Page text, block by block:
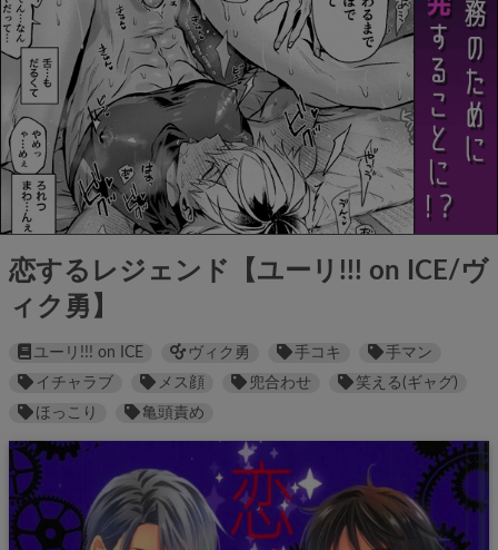
恋するレジェンド【ユーリ!!! on ICE/ヴ
ィク勇】
ユーリ!!! on ICE ヴィク勇 手コキ
手マン
イチャラブ
メス顔 兜合わせ
笑える(ギャグ)
ほっこり
亀頭責め